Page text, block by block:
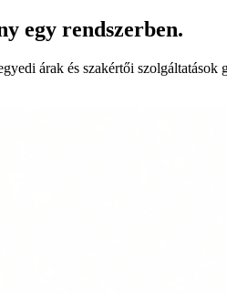
egy rendszerben.
árak és szakértői szolgáltatások